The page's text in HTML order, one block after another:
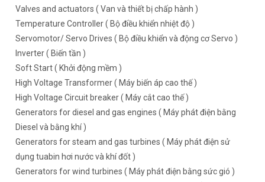
Valves and actuators ( Van và thiết bị chấp hành )
Temperature Controller ( Bộ điều khiển nhiệt độ )
Servomotor/ Servo Drives ( Bộ điều khiển và động cơ Servo )
Inverter ( Biến tần )
Soft Start ( Khởi động mềm )
High Voltage Transformer ( Máy biến áp cao thế )
High Voltage Circuit breaker ( Máy cắt cao thế )
Generators for diesel and gas engines ( Máy phát điện bằng
Diesel và bằng khí )
Generators for steam and gas turbines ( Máy phát điện sử
dụng tuabin hơi nước và khí đốt )
Generators for wind turbines ( Máy phát điện bằng sức gió )